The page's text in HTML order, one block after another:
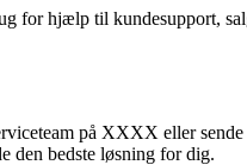
for hjælp til kundesupport,
på XXXX eller
den bedste løsning for dig.